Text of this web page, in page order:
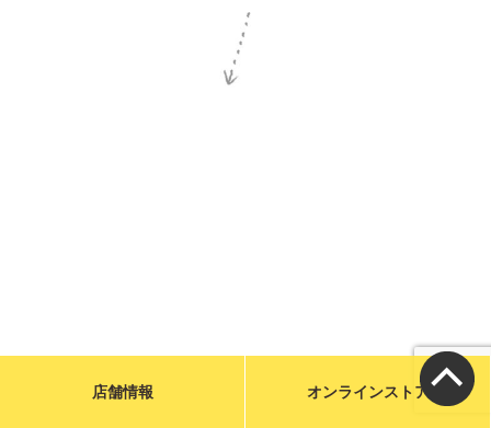
お店に電話をかける
店舗情報 オンラインストア